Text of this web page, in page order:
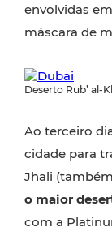
envolvidas
máscara de
Deserto Rub’ al-
Ao terceiro
cidade para
Jhali
o maior
com a